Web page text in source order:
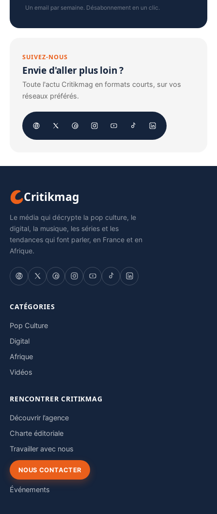
Un email par semaine. Désabonnement en un clic.
SUIVEZ-NOUS
Envie d'aller plus loin ?
Toute l'actu Critikmag en formats courts, sur vos
réseaux préférés.
Critikmag
Le média qui décrypte la pop culture, le
digital, la musique, les séries et les
tendances qui font parler, en France et en
Afrique.
CATÉGORIES
Pop Culture
Digital
Afrique
Vidéos
RENCONTRER CRITIKMAG
Découvrir l’agence
Charte éditoriale
Travailler avec nous
NOUS CONTACTER
Événements